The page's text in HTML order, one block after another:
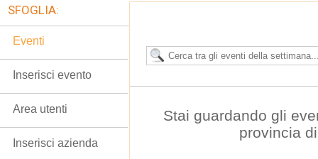
Stai guardando gli
provincia
SFOGLIA:
Eventi
Inserisci evento
Area utenti
Inserisci azienda